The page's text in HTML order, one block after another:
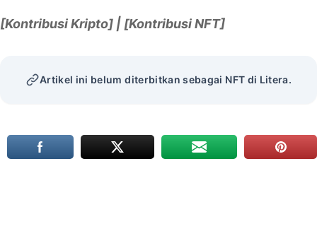
[Kontribusi Kripto] | [Kontribusi NFT]
Artikel ini belum diterbitkan sebagai NFT di Litera.